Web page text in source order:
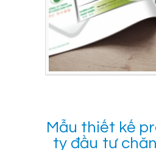
Mẫu thiết kế
ty đầu tư